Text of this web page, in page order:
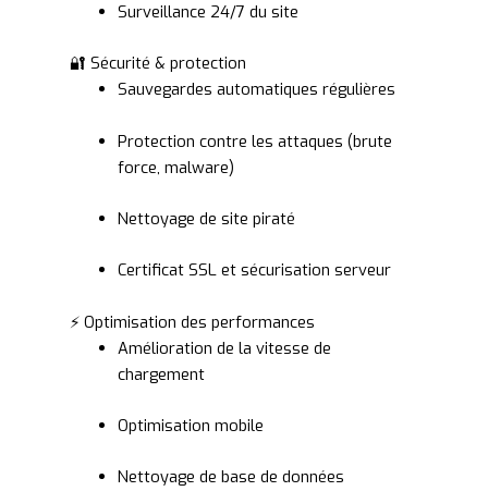
Surveillance 24/7 du site
🔐 Sécurité & protection
Sauvegardes automatiques régulières
Protection contre les attaques (brute
force, malware)
Nettoyage de site piraté
Certificat SSL et sécurisation serveur
⚡ Optimisation des performances
Amélioration de la vitesse de
chargement
Optimisation mobile
Nettoyage de base de données